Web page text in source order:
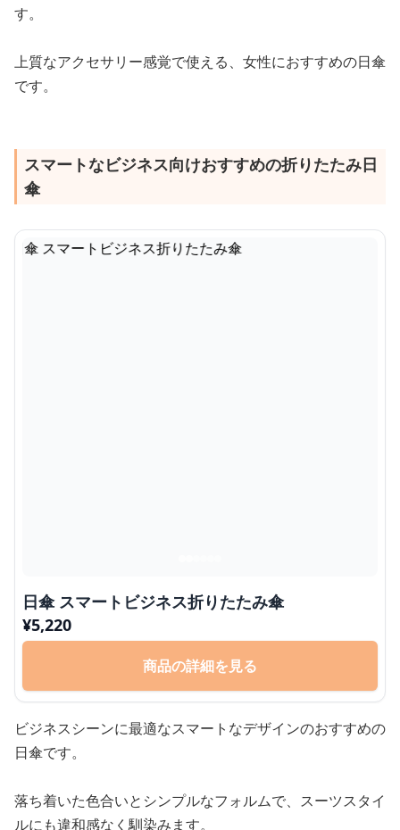
す。
上質なアクセサリー感覚で使える、女性におすすめの日傘
です。
スマートなビジネス向けおすすめの折りたたみ日
傘
日傘 スマートビジネス折りたたみ傘
¥5,220
商品の詳細を見る
ビジネスシーンに最適なスマートなデザインのおすすめの
日傘です。
落ち着いた色合いとシンプルなフォルムで、スーツスタイ
ルにも違和感なく馴染みます。